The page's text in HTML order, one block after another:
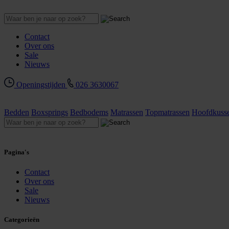
Contact
Over ons
Sale
Nieuws
Openingstijden 026 3630067
Bedden Boxsprings Bedbodems Matrassen Topmatrassen
Pagina's
Contact
Over ons
Sale
Nieuws
Categorieën